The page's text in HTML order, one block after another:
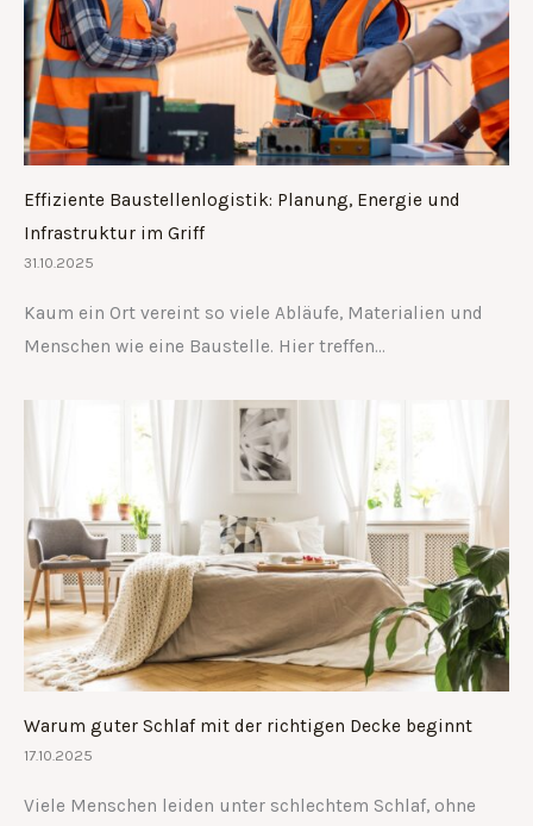
Effiziente Baustellenlogistik: Planung, Energie und
Infrastruktur im Griff
31.10.2025
Kaum ein Ort vereint so viele Abläufe, Materialien und
Menschen wie eine Baustelle. Hier treffen…
Warum guter Schlaf mit der richtigen Decke beginnt
17.10.2025
Viele Menschen leiden unter schlechtem Schlaf, ohne